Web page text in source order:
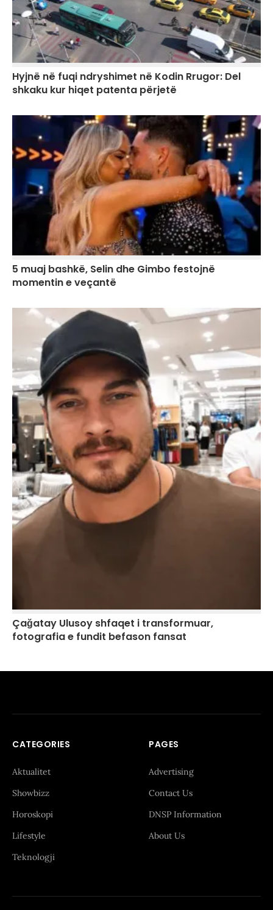
Hyjnë në fuqi ndryshimet në Kodin Rrugor: Del
shkaku kur hiqet patenta përjetë
5 muaj bashkë, Selin dhe Gimbo festojnë
momentin e veçantë
Çağatay Ulusoy shfaqet i transformuar,
fotografia e fundit befason fansat
CATEGORIES
Aktualitet
Showbizz
Horoskopi
Lifestyle
Teknologji
PAGES
Advertising
Contact Us
DNSP Information
About Us